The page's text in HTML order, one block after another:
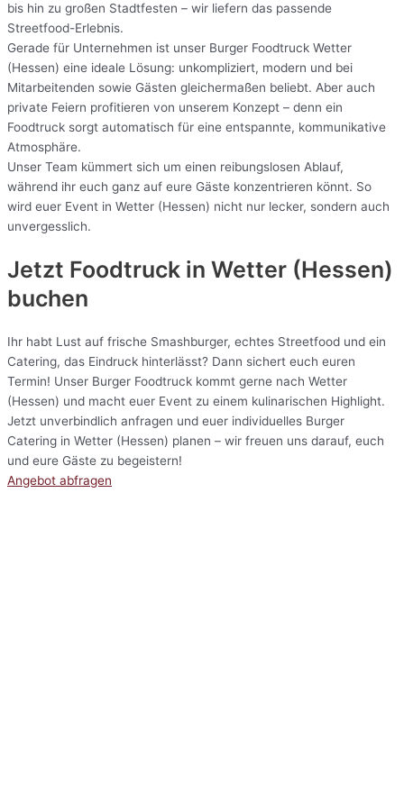
bis hin zu großen Stadtfesten – wir liefern das passende
Streetfood-Erlebnis.
Gerade für Unternehmen ist unser Burger Foodtruck Wetter
(Hessen) eine ideale Lösung: unkompliziert, modern und bei
Mitarbeitenden sowie Gästen gleichermaßen beliebt. Aber auch
private Feiern profitieren von unserem Konzept – denn ein
Foodtruck sorgt automatisch für eine entspannte, kommunikative
Atmosphäre.
Unser Team kümmert sich um einen reibungslosen Ablauf,
während ihr euch ganz auf eure Gäste konzentrieren könnt. So
wird euer Event in Wetter (Hessen) nicht nur lecker, sondern auch
unvergesslich.
Jetzt Foodtruck in Wetter (Hessen)
buchen
Ihr habt Lust auf frische Smashburger, echtes Streetfood und ein
Catering, das Eindruck hinterlässt? Dann sichert euch euren
Termin! Unser Burger Foodtruck kommt gerne nach Wetter
(Hessen) und macht euer Event zu einem kulinarischen Highlight.
Jetzt unverbindlich anfragen und euer individuelles Burger
Catering in Wetter (Hessen) planen – wir freuen uns darauf, euch
und eure Gäste zu begeistern!
Angebot abfragen